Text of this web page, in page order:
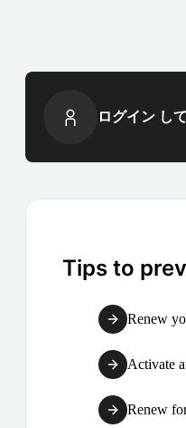
ログイン し
Tips to
Renew
Activate
Renew